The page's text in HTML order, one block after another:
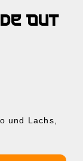
Out
und Lachs,